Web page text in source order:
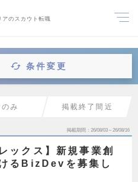
アのスカウト転職
条件変更
のみ 掲載終了間近
掲載期間 26/08/03～26/08/16
ックス】新規事業創
るBizDevを募集し